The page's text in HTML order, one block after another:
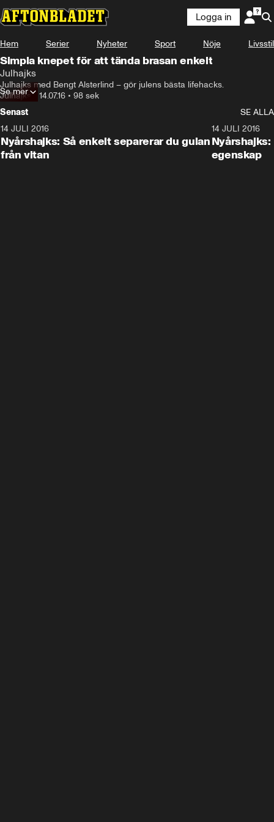
Logga in
Hem Serier Nyheter Sport Nöje Livsstil
Simpla knepet för att tända brasan enkelt
Julhajks
Julhajks med Bengt Alsterlind – gör julens bästa lifehacks.
Julhajks• 14.07.16 • 98 sek
Se mer
Senast
SE ALLA
14 JULI 2016
Nyårshajks: Så enkelt separerar du gulan
från vitan
14 JULI 2016
egenskap